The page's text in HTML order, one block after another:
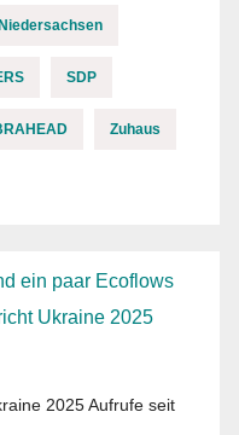
SDP
Zuhaus
ein paar Ecoflows
Ukraine 2025
2025 Aufrufe seit